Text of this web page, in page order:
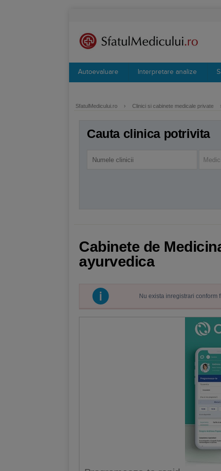
Autoevaluare Interpretare analize
SfatulMedicului.ro › Clinici si cabinete medicale private
Cauta clinica potrivita
Cabinete de
ayurvedica
Nu exista inregistrari